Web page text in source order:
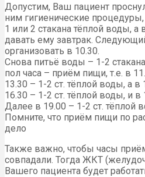
Допустим, Ваш пациент
ним гигиенические
1 или 2 стакана тёплой воды,
давать ему завтрак.
организовать в 10.30.
Снова питьё воды – 1-2
пол часа – приём пищи, т.е. в
13.30 – 1-2 ст. тёплой воды, а
16.30 – 1-2 ст. тёплой воды, и в
Далее в 19.00 – 1-2 ст. тёплой
Помните, что приём пищи по
дело
Также важно, чтобы часы
совпадали. Тогда ЖКТ
Вашего пациента будет